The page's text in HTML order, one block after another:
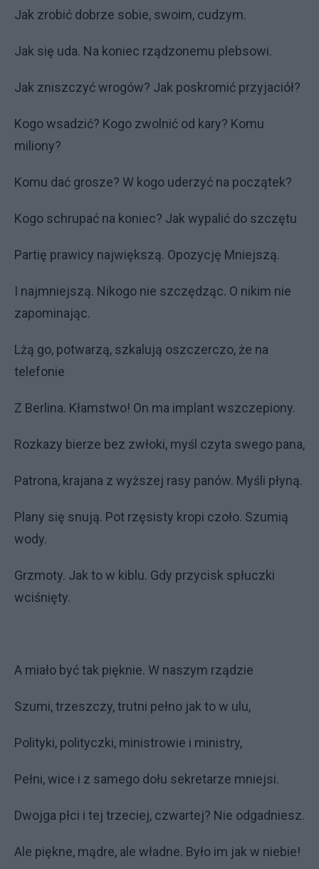
Jak zrobić dobrze sobie, swoim, cudzym.
Jak się uda. Na koniec rządzonemu plebsowi.
Jak zniszczyć wrogów? Jak poskromić przyjaciół?
Kogo wsadzić? Kogo zwolnić od kary? Komu
miliony?
Komu dać grosze? W kogo uderzyć na początek?
Kogo schrupać na koniec? Jak wypalić do szczętu
Partię prawicy największą. Opozycję Mniejszą.
I najmniejszą. Nikogo nie szczędząc. O nikim nie
zapominając.
Lżą go, potwarzą, szkalują oszczerczo, że na
telefonie
Z Berlina. Kłamstwo! On ma implant wszczepiony.
Rozkazy bierze bez zwłoki, myśl czyta swego pana,
Patrona, krajana z wyższej rasy panów. Myśli płyną.
Plany się snują. Pot rzęsisty kropi czoło. Szumią
wody.
Grzmoty. Jak to w kiblu. Gdy przycisk spłuczki
wciśnięty.
A miało być tak pięknie. W naszym rządzie
Szumi, trzeszczy, trutni pełno jak to w ulu,
Polityki, polityczki, ministrowie i ministry,
Pełni, wice i z samego dołu sekretarze mniejsi.
Dwojga płci i tej trzeciej, czwartej? Nie odgadniesz.
Ale piękne, mądre, ale władne. Było im jak w niebie!